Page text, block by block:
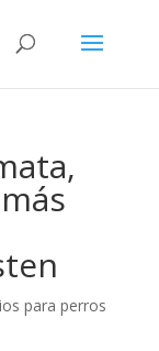
para perros